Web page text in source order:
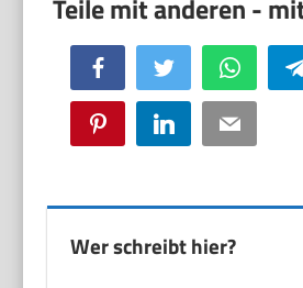
Facebook Twitter WhatsApp
Pinterest LinkedIn Email
Wer schreibt hier?